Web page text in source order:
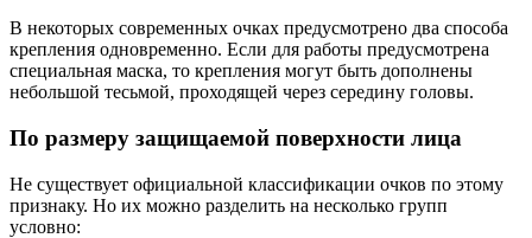
В некоторых современных очках предусмотрено два способа
крепления одновременно. Если для работы предусмотрена
специальная маска, то крепления могут быть дополнены
небольшой тесьмой, проходящей через середину головы.
По размеру защищаемой поверхности лица
Не существует официальной классификации очков по этому
признаку. Но их можно разделить на несколько групп
условно: